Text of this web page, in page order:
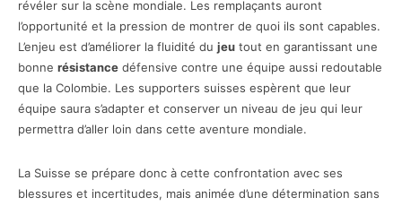
révéler sur la scène mondiale. Les remplaçants auront
l’opportunité et la pression de montrer de quoi ils sont capables.
L’enjeu est d’améliorer la fluidité du jeu tout en garantissant une
bonne résistance défensive contre une équipe aussi redoutable
que la Colombie. Les supporters suisses espèrent que leur
équipe saura s’adapter et conserver un niveau de jeu qui leur
permettra d’aller loin dans cette aventure mondiale.
La Suisse se prépare donc à cette confrontation avec ses
blessures et incertitudes, mais animée d’une détermination sans